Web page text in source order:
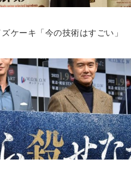
ケーキ「今の技術はすごい」